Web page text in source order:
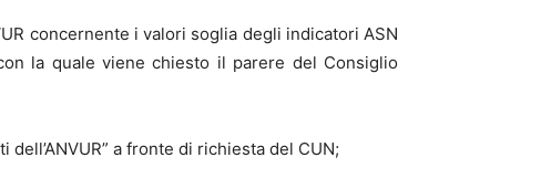
concernente i valori soglia degli indicatori ASN
la quale viene chiesto il parere del Consiglio
a fronte di richiesta del CUN;